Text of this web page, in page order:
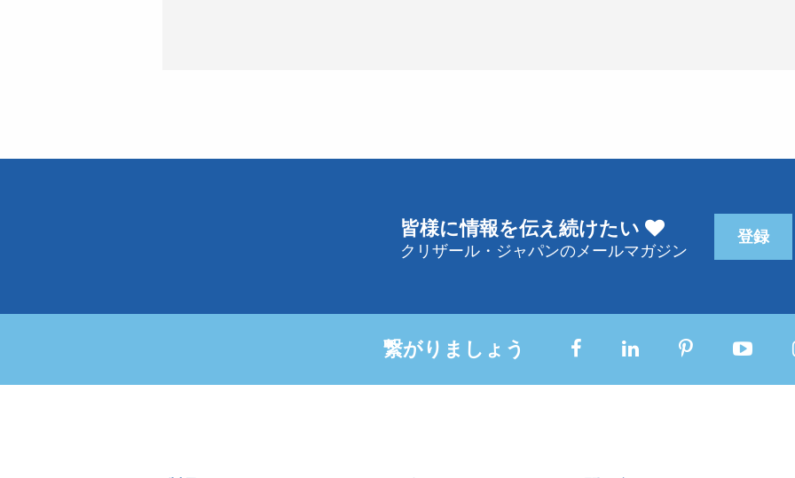
皆様に情報を伝え続けたい
クリザール・ジャパンのメールマガジン
登録
繋がりましょう